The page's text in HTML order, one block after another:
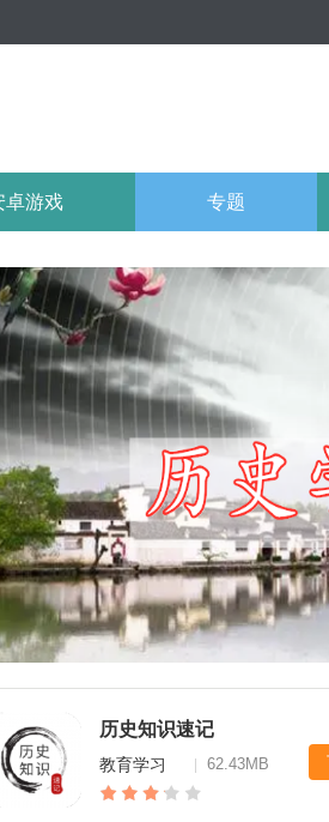
卓游戏 专题
历史知识速记
教育学习 62.43MB